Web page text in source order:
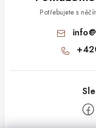
Potřebujete s
info@